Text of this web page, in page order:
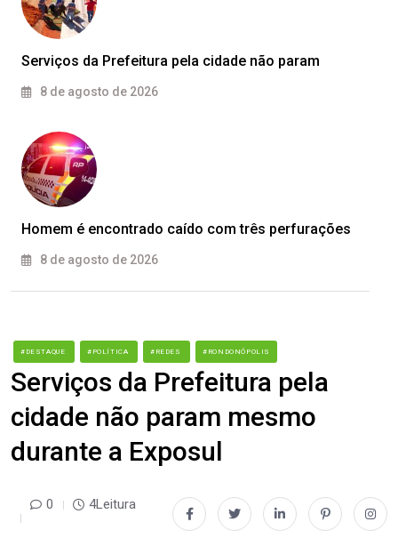
Serviços da Prefeitura pela cidade não param
8 de agosto de 2026
Homem é encontrado caído com três perfurações
8 de agosto de 2026
#DESTAQUE #POLÍTICA #REDES #RONDONÓPOLIS
Serviços da Prefeitura pela
cidade não param mesmo
durante a Exposul
0 4Leitura